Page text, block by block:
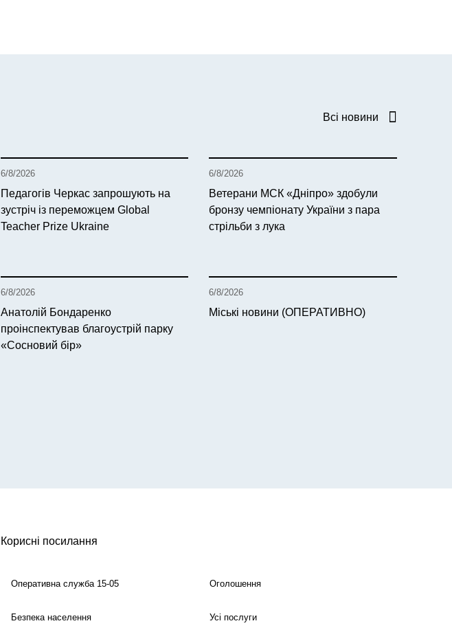
Всі новини
6/8/2026
Педагогів Черкас запрошують на
зустріч із переможцем Global
Teacher Prize Ukraine
6/8/2026
Ветерани МСК «Дніпро» здобули
бронзу чемпіонату України з пара
стрільби з лука
6/8/2026
Анатолій Бондаренко
проінспектував благоустрій парку
«Сосновий бір»
6/8/2026
Міські новини (ОПЕРАТИВНО)
Корисні посилання
Оперативна служба 15-05 Оголошення
Безпека населення Усі послуги